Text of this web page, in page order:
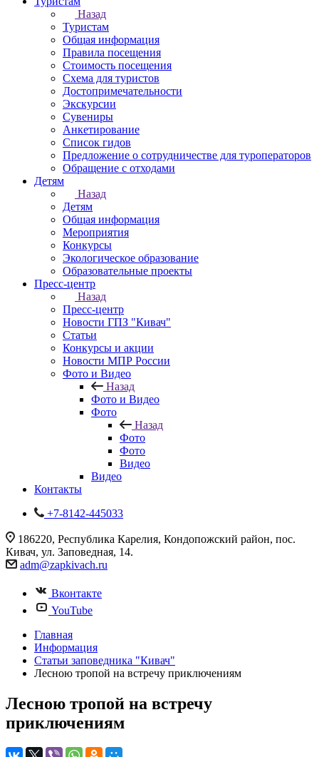
Назад
Туристам
Общая информация
Правила посещения
Стоимость посещения
Схема для туристов
Достопримечательности
Экскурсии
Сувениры
Анкетирование
Список гидов
Предложение о сотрудничестве для туроператоров
Обращение с отходами
Детям
Назад
Детям
Общая информация
Мероприятия
Конкурсы
Экологическое образование
Образовательные проекты
Пресс-центр
Назад
Пресс-центр
Новости ГПЗ "Кивач"
Статьи
Конкурсы и акции
Новости МПР России
Фото и Видео
Назад
Фото и Видео
Фото
Назад
Фото
Фото
Видео
Видео
Контакты
+7-8142-445033
186220, Республика Карелия, Кондопожский район, пос.
Кивач, ул. Заповедная, 14.
adm@zapkivach.ru
Вконтакте
YouTube
Главная
Информация
Статьи заповедника "Кивач"
Лесною тропой на встречу приключениям
Лесною тропой на встречу
приключениям